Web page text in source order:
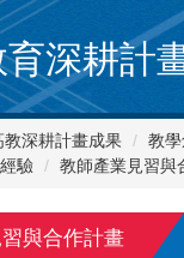
深耕計
教深耕計畫成果 教
驗
教師產業見習與
與合作計畫